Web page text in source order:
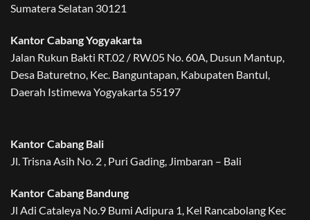
Sumatera Selatan 30121
Kantor Cabang Yogyakarta
Jalan Rukun Bakti RT.02 / RW.05 No. 60A, Dusun Mantup,
Desa Baturetno, Kec. Banguntapan, Kabupaten Bantul,
Daerah Istimewa Yogyakarta 55197
Kantor Cabang Bali
Jl. Trisna Asih No. 2 , Puri Gading, Jimbaran – Bali
Kantor Cabang Bandung
Jl Adi Cataleya No.9 Bumi Adipura 1, Kel Rancabolang Kec